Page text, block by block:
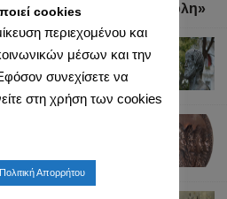
Πόλη»
cookies
περιεχομένου και
μέσων και την
συνεχίσετε να
στη χρήση των cookies
Πολιτική Απορρήτου